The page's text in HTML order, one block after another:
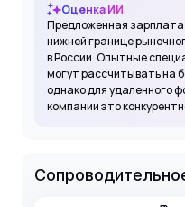
Оценка ИИ
Предложенная зарплата
нижней границе
в России. Опытные
могут рассчитывать на
однако для удаленного
компании это